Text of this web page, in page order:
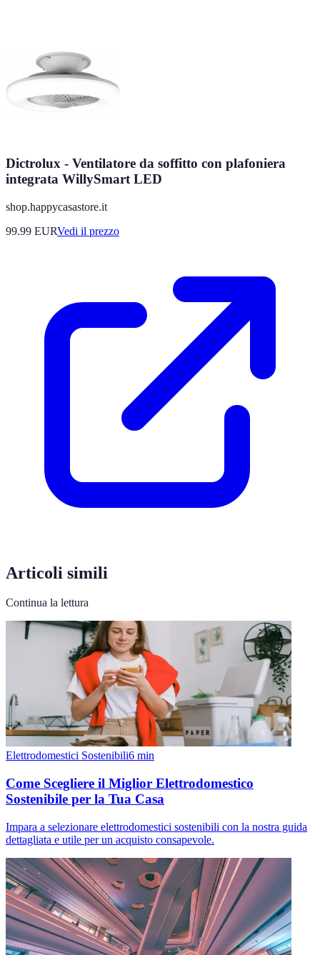
Dictrolux - Ventilatore da soffitto con plafoniera
integrata WillySmart LED
shop.happycasastore.it
99.99 EURVedi il prezzo
Articoli simili
Continua la lettura
Elettrodomestici Sostenibili6 min
Come Scegliere il Miglior Elettrodomestico
Sostenibile per la Tua Casa
Impara a selezionare elettrodomestici sostenibili con la nostra guida
dettagliata e utile per un acquisto consapevole.